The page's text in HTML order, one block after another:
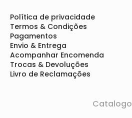
Política de privacidade
Termos & Condições
Pagamentos
Envio & Entrega
Acompanhar Encomenda
Trocas & Devoluções
Livro de Reclamações
Catalogo